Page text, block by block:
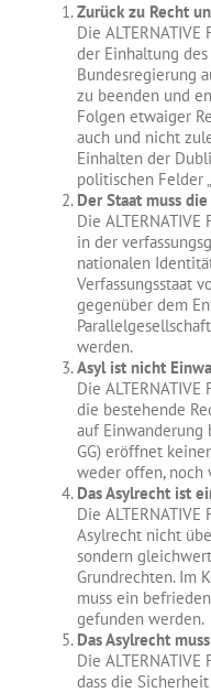
Zurück zu Recht
Die
der Einhaltung
Bundesregierung
zu beenden und
Folgen etwaiger
auch und nicht
Einhalten der
politischen Felder
Der Staat muss
Die
in der
nationalen
Verfassungsstaat
gegenüber dem
werden.
Asyl ist nicht
Die ALTERNATIVE
die bestehende
auf Einwanderung
GG) eröffnet
weder offen, noch
Das Asylrecht ist
Die ALTERNATIVE
Asylrecht nicht
sondern
Grundrechten. Im
muss ein
gefunden werden.
Das Asylrecht
Die
dass die